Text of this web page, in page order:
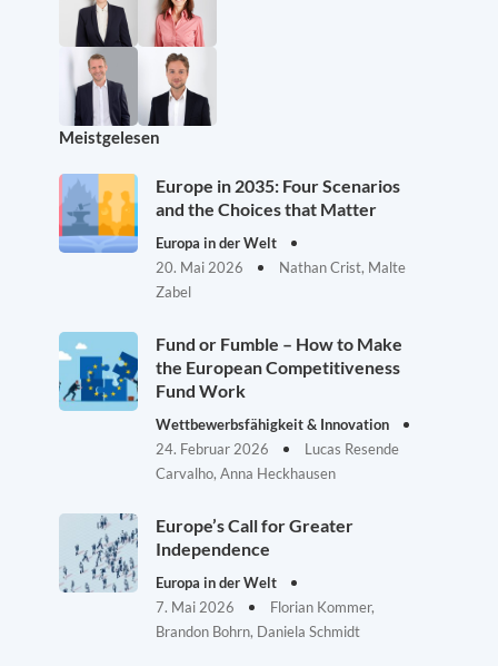
Meistgelesen
Europe in 2035: Four Scenarios
and the Choices that Matter
Europa in der Welt
20. Mai 2026
Nathan Crist, Malte
Zabel
Fund or Fumble – How to Make
the European Competitiveness
Fund Work
Wettbewerbsfähigkeit & Innovation
24. Februar 2026
Lucas Resende
Carvalho, Anna Heckhausen
Europe’s Call for Greater
Independence
Europa in der Welt
7. Mai 2026
Florian Kommer,
Brandon Bohrn, Daniela Schmidt